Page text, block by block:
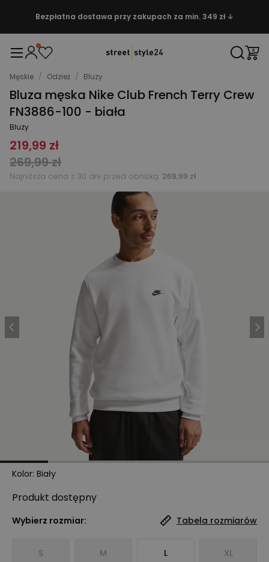
Bezpłatna dostawa przy zakupach za min. 349 zł ↓
Męskie / Odzież / Bluzy
Bluza męska Nike Club French Terry Crew
FN3886-100 - biała
Bluzy
219,99 zł
269,99 zł
Najniższa cena z 30 dni przed obniżką: 269,99 zł
Kolor: Biały
Produkt dostępny
Wybierz rozmiar: Tabela rozmiarów
S M L XL